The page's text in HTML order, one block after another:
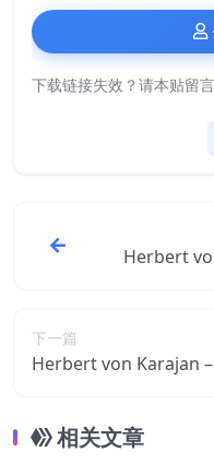
下载链接失效？请本贴留
Herbert
下一篇
Herbert von Karajan
相关文章